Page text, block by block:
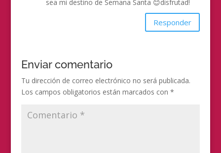
sea mi destino de Semana Santa 😊disfrutad!
Responder
Enviar comentario
Tu dirección de correo electrónico no será publicada.
Los campos obligatorios están marcados con *